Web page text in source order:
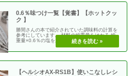
0.6％味つけ一覧【覚書】【ホットクッ
ク 】
勝間さんの本で紹介されていた調味料の計算を
参考にしています。 材料の総重量をはかる 総
重量×0.6％の塩を加える 使う調味料＝（総重
【ヘルシオAX-RS1B】使いこなしレシ